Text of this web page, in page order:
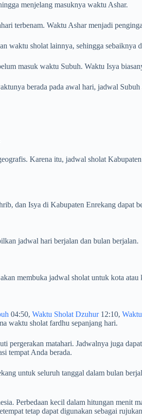
menjelang masuknya waktu Ashar.
terbenam. Waktu Ashar menjadi
waktu sholat lainnya, sehingga sebaiknya
masuk waktu Subuh. Waktu Isya
berada pada awal hari, jadwal
Karena itu, jadwal sholat
dan Isya di Kabupaten Enrekang dapat
jadwal hari berjalan dan bulan berjalan.
membuka jadwal sholat untuk kota
04:50, Waktu Sholat Dzuhur12:10,
waktu sholat fardhu sepanjang hari.
matahari. Jadwalnya juga
tempat Anda berada.
untuk seluruh tanggal dalam bulan
Perbedaan kecil dalam hitungan menit
tetap dapat digunakan sebagai